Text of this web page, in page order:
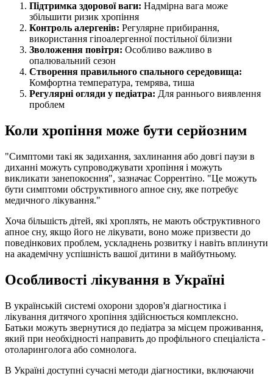
Підтримка здорової ваги: Надмірна вага може
збільшити ризик хропіння
Контроль алергенів: Регулярне прибирання,
використання гіпоалергенної постільної білизни
Зволоження повітря: Особливо важливо в
опалювальний сезон
Створення правильного спального середовища:
Комфортна температура, темрява, тиша
Регулярні огляди у педіатра: Для раннього виявлення
проблем
Коли хропіння може бути серйозним
"Симптоми такі як задихання, захлинання або довгі паузи в
диханні можуть супроводжувати хропіння і можуть
викликати занепокоєння", зазначає Соррентіно. "Це можуть
бути симптоми обструктивного апное сну, яке потребує
медичного лікування."
Хоча більшість дітей, які хроплять, не мають обструктивного
апное сну, якщо його не лікувати, воно може призвести до
поведінкових проблем, ускладнень розвитку і навіть вплинути
на академічну успішність вашої дитини в майбутньому.
Особливості лікування в Україні
В українській системі охорони здоров'я діагностика і
лікування дитячого хропіння здійснюється комплексно.
Батьки можуть звернутися до педіатра за місцем проживання,
який при необхідності направить до профільного спеціаліста -
отоларинголога або сомнолога.
В Україні доступні сучасні методи діагностики, включаючи